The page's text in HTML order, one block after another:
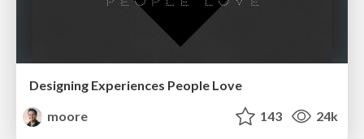
Designing Experiences People Love
moore
143 24k